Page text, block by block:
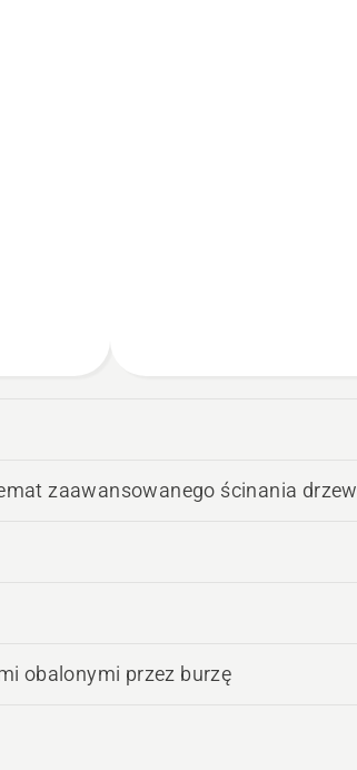
zaawansowanego ścinania drzew
obalonymi przez burzę